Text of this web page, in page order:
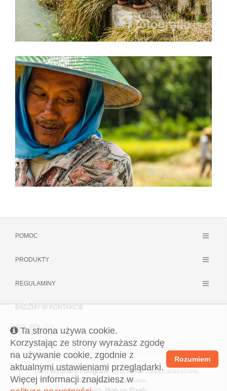
POMOC
PRODUKTY
REGULAMINY
BĄDŹMY W KONTAKCIE
© 2026 Wydrukuj Fotografie . Wszelkie Prawa zastrzeżone.
Kopiowanie zabronione.
Ta strona używa cookie.
Korzystając ze strony wyrażasz zgodę
na używanie cookie, zgodnie z
aktualnymi ustawieniami przeglądarki.
Więcej informacji znajdziesz w
Rozumiem